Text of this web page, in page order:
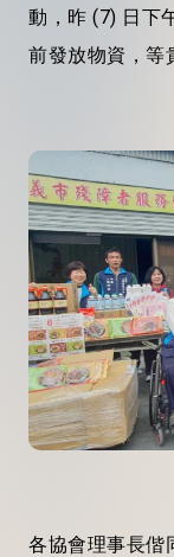
動，昨 (7) 日下
前發放物資，等
各協會理事長偕